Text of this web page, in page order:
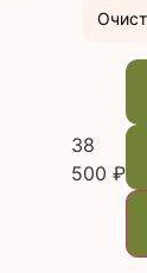
38
500 ₽